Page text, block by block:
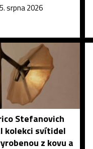
5. srpna 2026
Stefanovich
kolekci svítidel
z kovu a